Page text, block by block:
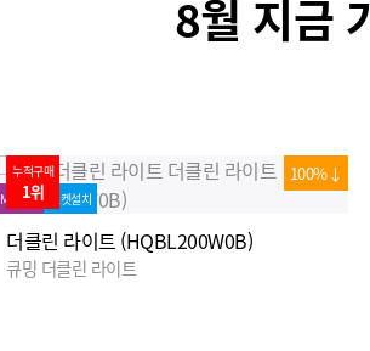
8월 지금
누적구매
2위
100%↓
프로모션 MD추천 로켓설치
더클린 살균케어 (HQB-P530W0D)
큐밍 더클린 살균케어